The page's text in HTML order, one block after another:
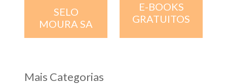
SELO
MOURA SA
E-BOOKS
GRATUITOS
Mais Categorias